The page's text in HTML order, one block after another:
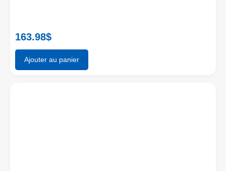
163.98$
Ajouter au panier